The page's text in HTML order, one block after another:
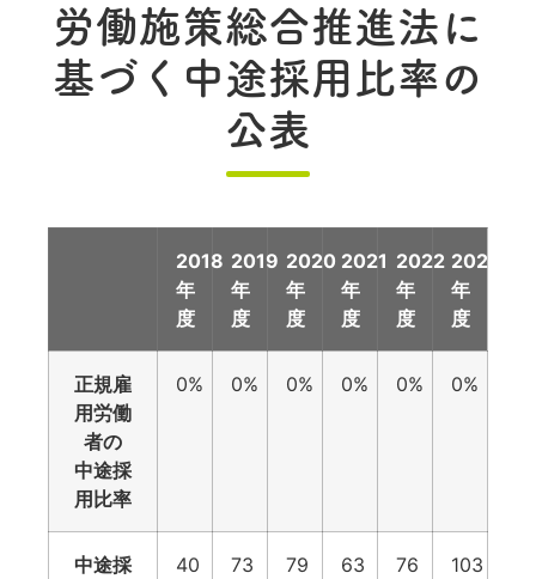
労働施策総合推進法に
基づく中途採用比率の
公表
2018
年
度
2019
年
度
2020
年
度
2021
年
度
2022
年
度
2023
年
度
正規雇
用労働
者の
中途採
用比率
0% 0% 0% 0% 0% 0%
中途採
40 73 79 63 76 103